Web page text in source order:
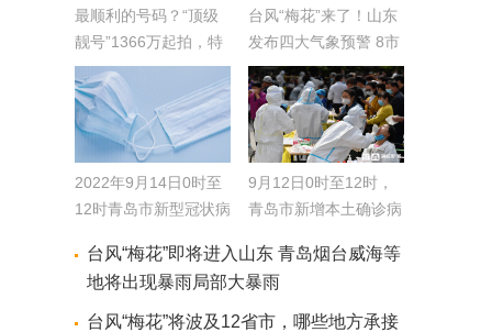
最顺利的号码？“顶级
靓号”1366万起拍，特
别注明亮了
台风“梅花”来了！山东
发布四大气象预警 8市
局部大暴雨
2022年9月14日0时至
12时青岛市新型冠状病
9月12日0时至12时，
青岛市新增本土确诊病
台风“梅花”即将进入山东 青岛烟台威海等
地将出现暴雨局部大暴雨
台风“梅花”将波及12省市，哪些地方承接